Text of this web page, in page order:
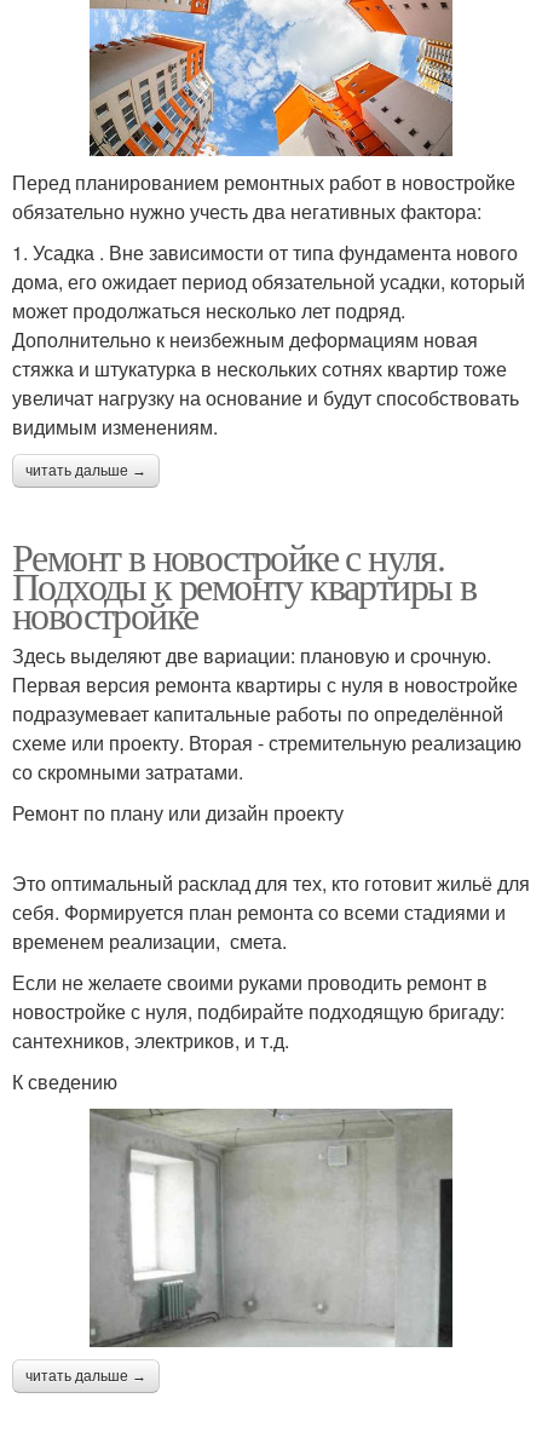
Перед планированием ремонтных работ в новостройке
обязательно нужно учесть два негативных фактора:
1. Усадка . Вне зависимости от типа фундамента нового
дома, его ожидает период обязательной усадки, который
может продолжаться несколько лет подряд.
Дополнительно к неизбежным деформациям новая
стяжка и штукатурка в нескольких сотнях квартир тоже
увеличат нагрузку на основание и будут способствовать
видимым изменениям.
читать дальше →
Ремонт в новостройке с нуля.
Подходы к ремонту квартиры в
новостройке
Здесь выделяют две вариации: плановую и срочную.
Первая версия ремонта квартиры с нуля в новостройке
подразумевает капитальные работы по определённой
схеме или проекту. Вторая - стремительную реализацию
со скромными затратами.
Ремонт по плану или дизайн проекту
Это оптимальный расклад для тех, кто готовит жильё для
себя. Формируется план ремонта со всеми стадиями и
временем реализации, смета.
Если не желаете своими руками проводить ремонт в
новостройке с нуля, подбирайте подходящую бригаду:
сантехников, электриков, и т.д.
К сведению
читать дальше →